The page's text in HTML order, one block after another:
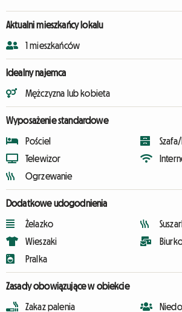
Aktualni mieszkańcy lokalu
1 mieszkańców
Idealny najemca
Mężczyzna lub kobieta
Wyposażenie standardowe
Pościel
Telewizor
Ogrzewanie
Dodatkowe udogodnienia
Żelazko
Wieszaki
Pralka
Zasady obowiązujące w obiekcie
Zakaz palenia